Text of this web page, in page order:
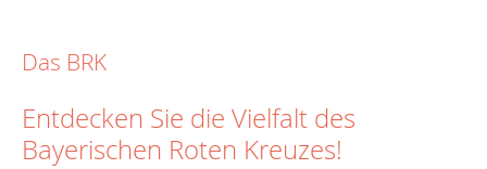
Das BRK
Entdecken Sie die Vielfalt des
Bayerischen Roten Kreuzes!